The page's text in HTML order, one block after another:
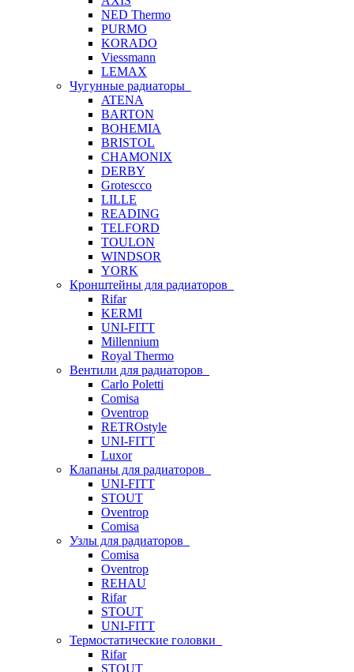
NED Thermo
PURMO
KORADO
Viessmann
LEMAX
Чугунные радиаторы
ATENA
BARTON
BOHEMIA
BRISTOL
CHAMONIX
DERBY
Grotescco
LILLE
READING
TELFORD
TOULON
WINDSOR
YORK
Кронштейны для радиаторов
Rifar
KERMI
UNI-FITT
Millennium
Royal Thermo
Вентили для радиаторов
Carlo Poletti
Comisa
Oventrop
RETROstyle
UNI-FITT
Luxor
Клапаны для радиаторов
UNI-FITT
STOUT
Oventrop
Comisa
Узлы для радиаторов
Comisa
Oventrop
REHAU
Rifar
STOUT
UNI-FITT
Термостатические головки
Rifar
STOUT